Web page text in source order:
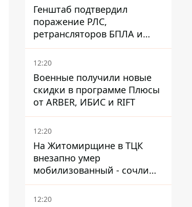
Генштаб подтвердил
поражение РЛС,
ретрансляторов БПЛА и
других военных объектов
РФ в Крыму и на юге
12:20
Военные получили новые
скидки в программе Плюсы
от ARBER, ИБИС и RIFT
12:20
На Житомирщине в ТЦК
внезапно умер
мобилизованный - сочли
годным и сразу
остановилось сердце
12:20